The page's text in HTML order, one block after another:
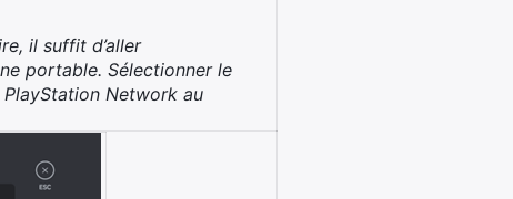
il suffit d’aller
portable. Sélectionner le
Network au